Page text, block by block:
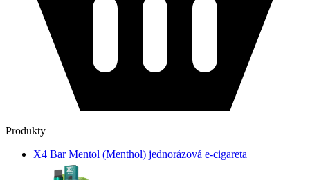
Produkty
X4 Bar Mentol (Menthol) jednorázová e-cigareta